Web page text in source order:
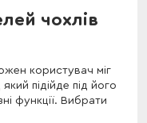
чохлів
користувач міг
підійде під його
функції. Вибрати